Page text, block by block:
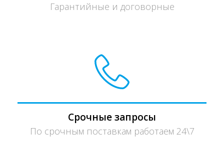
Гарантийные и договорные
Срочные запросы
По срочным поставкам работаем 24\7